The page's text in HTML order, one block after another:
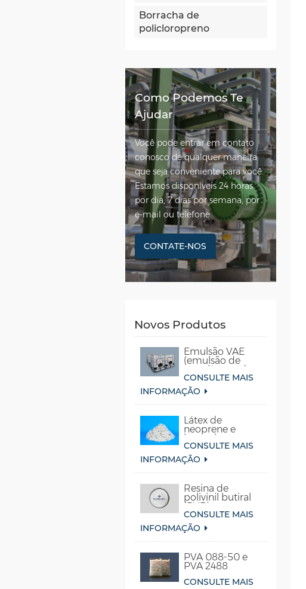
Borracha de
policloropreno
Como Podemos Te
Ajudar
Você pode entrar em contato
conosco de qualquer maneira
que seja conveniente para você.
Estamos disponíveis 24 horas
por dia, 7 dias por semana, por
e-mail ou telefone.
CONTATE-NOS
Novos Produtos
Emulsão VAE
(emulsão de
copolímero de
acetato de
vinila-etileno)
CONSULTE MAIS
INFORMAÇÃO
Látex de
neoprene e
borracha
sintética de
cloropreno
CONSULTE MAIS
INFORMAÇÃO
Resina de
polivinil butiral
(PVB)
CONSULTE MAIS
INFORMAÇÃO
PVA 088-50 e
PVA 2488
CONSULTE MAIS